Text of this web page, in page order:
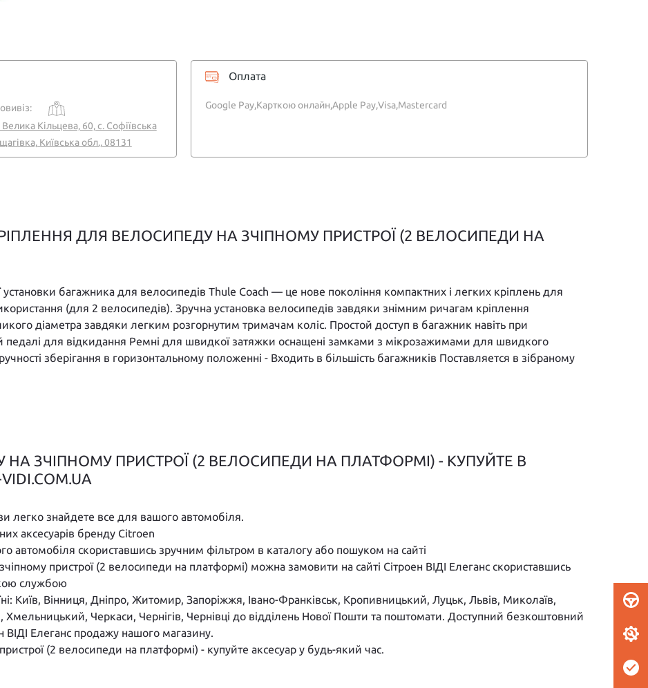
Велика Кільцева, 60, с. Софіївська
Київська обл., 08131
Оплата
Google Pay,Карткою онлайн,Apple Pay,Visa,Mastercard
ДЛЯ ВЕЛОСИПЕДУ НА ЗЧІПНОМУ ПРИСТРОЇ (2 ВЕЛОСИПЕДИ НА
багажника для велосипедів Thule Coach — це нове покоління компактних і легких кріплень для
(для 2 велосипедів). Зручна установка велосипедів завдяки знімним ричагам кріплення
діаметра завдяки легким розгорнутим тримачам коліс. Простой доступ в багажник навіть при
педалі для відкидання Ремні для швидкої затяжки оснащені замками з мікрозажимами для швидкого
зберігання в горизонтальному положенні - Входить в більшість багажників Поставляется в зібраному
ЗЧІПНОМУ ПРИСТРОЇ (2 ВЕЛОСИПЕДИ НА ПЛАТФОРМІ) - КУПУЙТЕ В
легко знайдете все для вашого автомобіля.
аксесуарів бренду Citroen
автомобіля скориставшись зручним фільтром в каталогу або пошуком на сайті
пристрої (2 велосипеди на платформі) можна замовити на сайті Сітроен ВІДІ Елеганс скориставшись
службою
Київ, Вінниця, Дніпро, Житомир, Запоріжжя, Івано-Франківськ, Кропивницький, Луцьк, Львів, Миколаїв,
Хмельницький, Черкаси, Чернігів, Чернівці до відділень Нової Пошти та поштомати. Доступний безкоштовний
ВІДІ Елеганс продажу нашого магазину.
(2 велосипеди на платформі) - купуйте аксесуар у будь-який час.